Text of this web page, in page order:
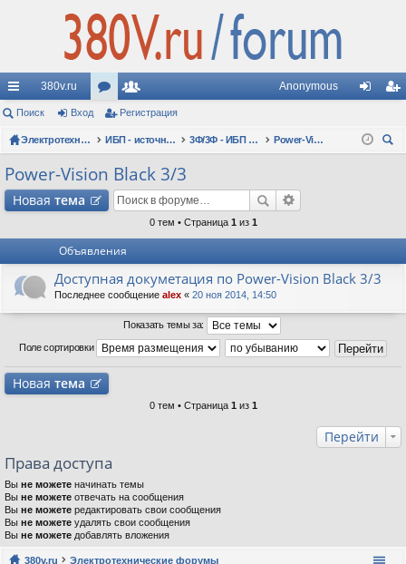
с
ы
лк
380v.ru
ор
ум
ол
ьз
ов
ат
и
Anonymous
д ис
Поиск Вход Регистрация
Электротехнические форумы ИБП - источники бесперебойного питания 3Ф/3Ф - ИБП N-POWER: трехфазные 10 - 10000 кВА - вопросы по моделям
Power-Vision Black 3/3
Power-Vision Black 3/3
Новая тема
0 тем • Страница 1 из 1
Объявления
Доступная докуметация по Power-Vision Black 3/3
Последнее сообщение alex « 20 ноя 2014, 14:50
Показать темы за:
Поле сортировки
Новая тема
0 тем • Страница 1 из 1
Перейти
Права доступа
Вы не можете начинать темы
Вы не можете отвечать на сообщения
Вы не можете редактировать свои сообщения
Вы не можете удалять свои сообщения
Вы не можете добавлять вложения
380v.ru Электротехнические форумы